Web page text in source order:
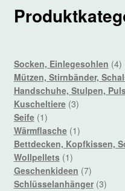
Socken, Einlegesohlen 44
Mützen, Stirnbänder,
Handschuhe, Stulpen,
Kuscheltiere 33
Seife 11
Produkt
Wärmflasche 11
Produkt
Bettdecken, Kopfkissen,
Wollpellets 11
Produkt
Geschenkideen 77
Produkte
Schlüsselanhänger 33